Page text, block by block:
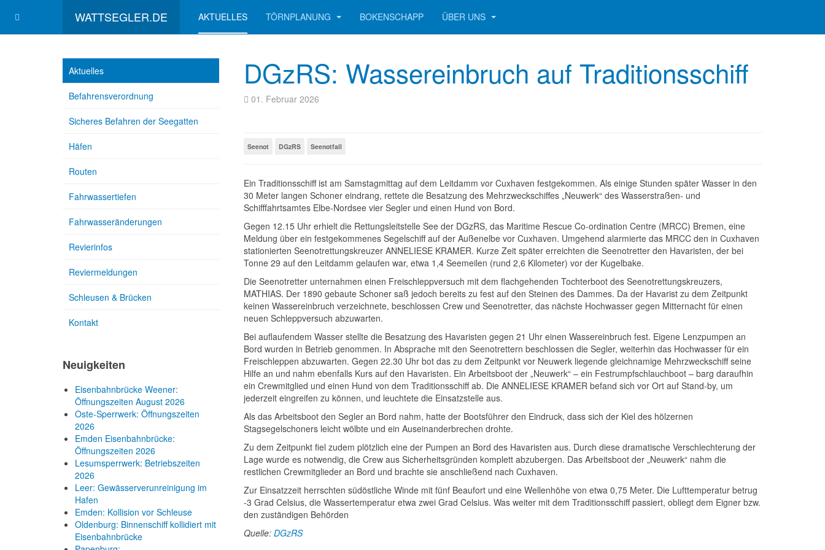
WATTSEGLER.DE AKTUELLES TÖRNPLANUNG BOKENSCHAPP ÜBER UNS
DGzRS: Wassereinbruch auf Traditionsschiff
01. Februar 2026
Seenot DGzRS Seenotfall
Ein Traditionsschiff ist am Samstagmittag auf dem Leitdamm vor Cuxhaven festgekommen. Als einige Stunden später Wasser in den
30 Meter langen Schoner eindrang, rettete die Besatzung des Mehrzweckschiffes „Neuwerk“ des Wasserstraßen- und
Schifffahrtsamtes Elbe-Nordsee vier Segler und einen Hund von Bord.
Gegen 12.15 Uhr erhielt die Rettungsleitstelle See der DGzRS, das Maritime Rescue Co-ordination Centre (MRCC) Bremen, eine
Meldung über ein festgekommenes Segelschiff auf der Außenelbe vor Cuxhaven. Umgehend alarmierte das MRCC den in Cuxhaven
stationierten Seenotrettungskreuzer ANNELIESE KRAMER. Kurze Zeit später erreichten die Seenotretter den Havaristen, der bei
Tonne 29 auf den Leitdamm gelaufen war, etwa 1,4 Seemeilen (rund 2,6 Kilometer) vor der Kugelbake.
Die Seenotretter unternahmen einen Freischleppversuch mit dem flachgehenden Tochterboot des Seenotrettungskreuzers,
MATHIAS. Der 1890 gebaute Schoner saß jedoch bereits zu fest auf den Steinen des Dammes. Da der Havarist zu dem Zeitpunkt
keinen Wassereinbruch verzeichnete, beschlossen Crew und Seenotretter, das nächste Hochwasser gegen Mitternacht für einen
neuen Schleppversuch abzuwarten.
Bei auflaufendem Wasser stellte die Besatzung des Havaristen gegen 21 Uhr einen Wassereinbruch fest. Eigene Lenzpumpen an
Bord wurden in Betrieb genommen. In Absprache mit den Seenotrettern beschlossen die Segler, weiterhin das Hochwasser für ein
Freischleppen abzuwarten. Gegen 22.30 Uhr bot das zu dem Zeitpunkt vor Neuwerk liegende gleichnamige Mehrzweckschiff seine
Hilfe an und nahm ebenfalls Kurs auf den Havaristen. Ein Arbeitsboot der „Neuwerk“ – ein Festrumpfschlauchboot – barg daraufhin
ein Crewmitglied und einen Hund von dem Traditionsschiff ab. Die ANNELIESE KRAMER befand sich vor Ort auf Stand-by, um
jederzeit eingreifen zu können, und leuchtete die Einsatzstelle aus.
Als das Arbeitsboot den Segler an Bord nahm, hatte der Bootsführer den Eindruck, dass sich der Kiel des hölzernen
Stagsegelschoners leicht wölbte und ein Auseinanderbrechen drohte.
Zu dem Zeitpunkt fiel zudem plötzlich eine der Pumpen an Bord des Havaristen aus. Durch diese dramatische Verschlechterung der
Lage wurde es notwendig, die Crew aus Sicherheitsgründen komplett abzubergen. Das Arbeitsboot der „Neuwerk“ nahm die
restlichen Crewmitglieder an Bord und brachte sie anschließend nach Cuxhaven.
Zur Einsatzzeit herrschten südöstliche Winde mit fünf Beaufort und eine Wellenhöhe von etwa 0,75 Meter. Die Lufttemperatur betrug
-3 Grad Celsius, die Wassertemperatur etwa zwei Grad Celsius. Was weiter mit dem Traditionsschiff passiert, obliegt dem Eigner bzw.
den zuständigen Behörden
Quelle: DGzRS
Aktuelles
Befahrensverordnung
Sicheres Befahren der Seegatten
Häfen
Routen
Fahrwassertiefen
Fahrwasseränderungen
Revierinfos
Reviermeldungen
Schleusen & Brücken
Kontakt
Neuigkeiten
Eisenbahnbrücke Weener:
Öffnungszeiten August 2026
Oste-Sperrwerk: Öffnungszeiten
2026
Emden Eisenbahnbrücke:
Öffnungszeiten 2026
Lesumsperrwerk: Betriebszeiten
2026
Leer: Gewässerverunreinigung im
Hafen
Emden: Kollision vor Schleuse
Oldenburg: Binnenschiff kollidiert mit
Eisenbahnbrücke